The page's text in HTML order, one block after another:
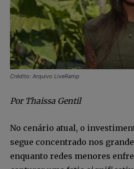
Crédito: Arquivo LiveRamp
Por Thaissa Gentil
No cenário atual, o
segue concentrado nos
enquanto redes menores